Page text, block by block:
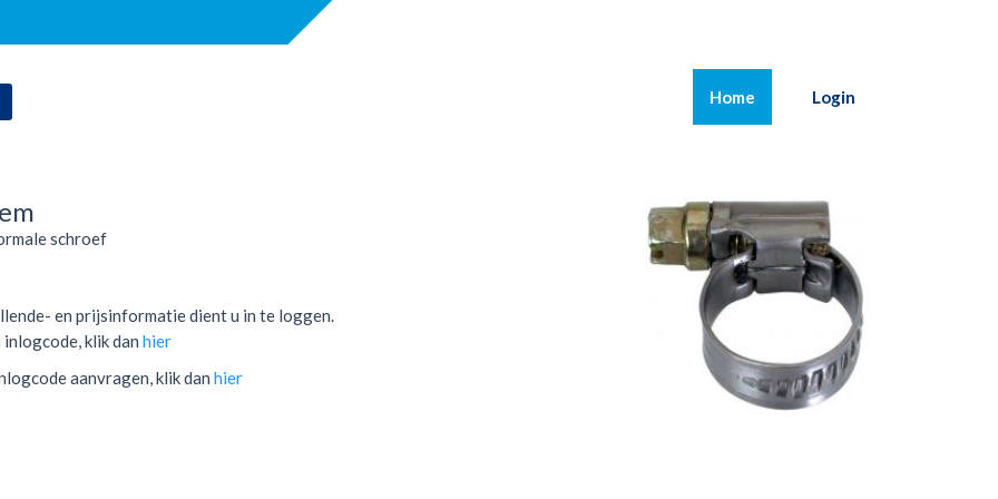
Home (current)Login
schroef
en prijsinformatie dient u in te loggen.
klik dan hier
aanvragen, klik dan hier